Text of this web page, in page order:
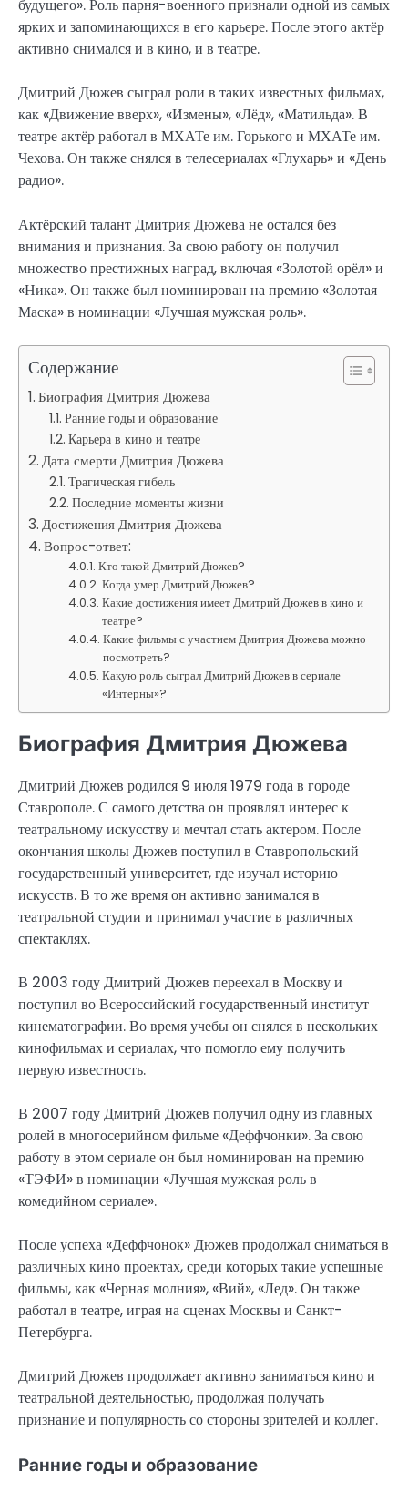
будущего». Роль парня-военного признали одной из самых
ярких и запоминающихся в его карьере. После этого актёр
активно снимался и в кино, и в театре.
Дмитрий Дюжев сыграл роли в таких известных фильмах,
как «Движение вверх», «Измены», «Лёд», «Матильда». В
театре актёр работал в МХАТе им. Горького и МХАТе им.
Чехова. Он также снялся в телесериалах «Глухарь» и «День
радио».
Актёрский талант Дмитрия Дюжева не остался без
внимания и признания. За свою работу он получил
множество престижных наград, включая «Золотой орёл» и
«Ника». Он также был номинирован на премию «Золотая
Маска» в номинации «Лучшая мужская роль».
Содержание
Биография Дмитрия Дюжева
Ранние годы и образование
Карьера в кино и театре
Дата смерти Дмитрия Дюжева
Трагическая гибель
Последние моменты жизни
Достижения Дмитрия Дюжева
Вопрос-ответ:
Кто такой Дмитрий Дюжев?
Когда умер Дмитрий Дюжев?
Какие достижения имеет Дмитрий Дюжев в кино и
театре?
Какие фильмы с участием Дмитрия Дюжева можно
посмотреть?
Какую роль сыграл Дмитрий Дюжев в сериале
«Интерны»?
Биография Дмитрия Дюжева
Дмитрий Дюжев родился 9 июля 1979 года в городе
Ставрополе. С самого детства он проявлял интерес к
театральному искусству и мечтал стать актером. После
окончания школы Дюжев поступил в Ставропольский
государственный университет, где изучал историю
искусств. В то же время он активно занимался в
театральной студии и принимал участие в различных
спектаклях.
В 2003 году Дмитрий Дюжев переехал в Москву и
поступил во Всероссийский государственный институт
кинематографии. Во время учебы он снялся в нескольких
кинофильмах и сериалах, что помогло ему получить
первую известность.
В 2007 году Дмитрий Дюжев получил одну из главных
ролей в многосерийном фильме «Деффчонки». За свою
работу в этом сериале он был номинирован на премию
«ТЭФИ» в номинации «Лучшая мужская роль в
комедийном сериале».
После успеха «Деффчонок» Дюжев продолжал сниматься в
различных кино проектах, среди которых такие успешные
фильмы, как «Черная молния», «Вий», «Лед». Он также
работал в театре, играя на сценах Москвы и Санкт-
Петербурга.
Дмитрий Дюжев продолжает активно заниматься кино и
театральной деятельностью, продолжая получать
признание и популярность со стороны зрителей и коллег.
Ранние годы и образование